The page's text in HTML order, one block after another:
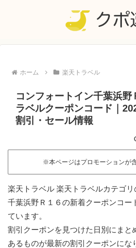
ホーム 楽天トラベル
コンフォートイン千葉浜野
ラベルクーポンコード｜
割引・セール情報
※本ページはプロモーションが
楽天トラベル 楽天トラベルカテゴ
千葉浜野Ｒ１６の新着クーポンコー
ています。
割引クーポンを見つけた日別にまと
あるものが最新の割引クーポンにな